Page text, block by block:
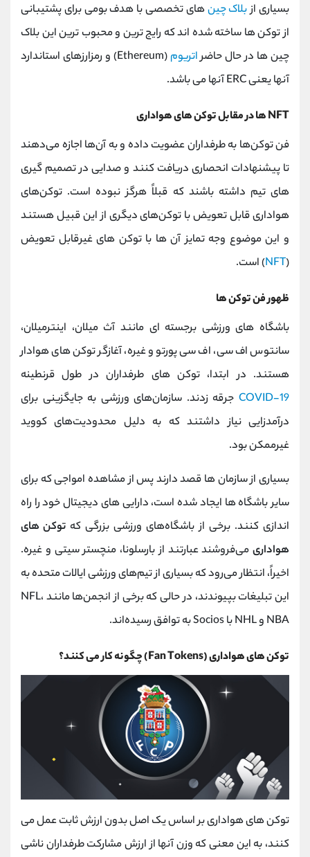
بسیاری ازبلاک چینهای تخصصی با هدف بومی برای پشتیبانی
از توکن ها ساخته شده اند که رایج ترین و محبوب ترین این بلاک
چین ها در حال حاضراتریوم (Ethereum)
و رمزارزهای استاندارد
آنها یعنیERCآنها می باشد.
NFT ها در مقابل توکن های هواداری
فن توکن‌ها به طرفداران عضویت داده و به آن‌ها اجازه می‌دهند
تا پیشنهادات انحصاری دریافت کنند و صدایی در تصمیم‌ گیری‌
های تیم داشته باشند که قبلاً هرگز نبوده است. توکن‌های
هواداری قابل تعویض با توکن‌های دیگری از این قبیل هستند
و این موضوع وجه تمایز آن ها با توکن ‌های غیرقابل تعویض
(
NFT) است.
ظهور فن توکن ها
باشگاه های ورزشی برجسته ای مانند آث میلان، اینترمیلان،
سانتوس اف سی، اف سی پورتو و غیره، آغازگر توکن های هوادار
هستند. در ابتدا، توکن های طرفداران در طول قرنطینه
COVID-19 جرقه زدند. سازمان‌های ورزشی به جایگزینی برای
درآمدزایی نیاز داشتند که به دلیل محدودیت‌های کووید
غیرممکن بود.
بسیاری از سازمان ها قصد دارند پس از مشاهده امواجی که برای
سایر باشگاه ها ایجاد شده است، دارایی های دیجیتال خود را راه
اندازی کنند. برخی از باشگاه‌های ورزشی بزرگی که توکن‌ های
هواداری می‌فروشند عبارتند از بارسلونا، منچستر سیتی و غیره.
اخیراً، انتظار می‌رود که بسیاری از تیم‌های ورزشی ایالات متحده به
این تبلیغات بپیوندند، در حالی که برخی از انجمن‌ها مانند NFL،
NBA و NHL با Socios به توافق رسیده‌اند.
توکن های هواداری(Fan Tokens)چگونه کار می کنند؟
توکن های هواداری بر اساس یک اصل بدون ارزش ثابت عمل می
کنند، به این معنی که وزن آنها از ارزش مشارکت طرفداران ناشی